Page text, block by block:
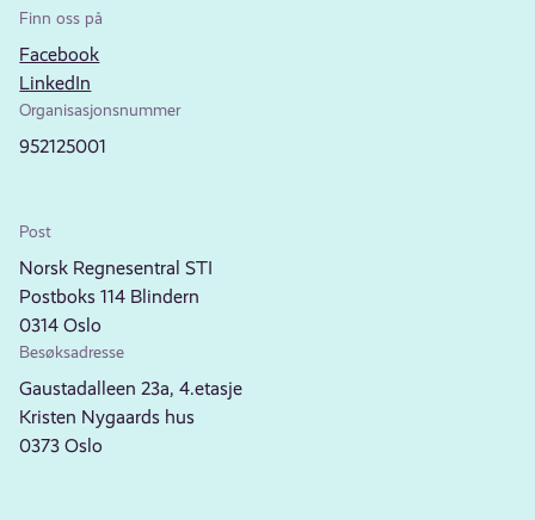
Finn oss på
Facebook
LinkedIn
Organisasjonsnummer
952125001
Post
Norsk Regnesentral STI
Postboks 114 Blindern
0314 Oslo
Besøksadresse
Gaustadalleen 23a, 4.etasje
Kristen Nygaards hus
0373 Oslo